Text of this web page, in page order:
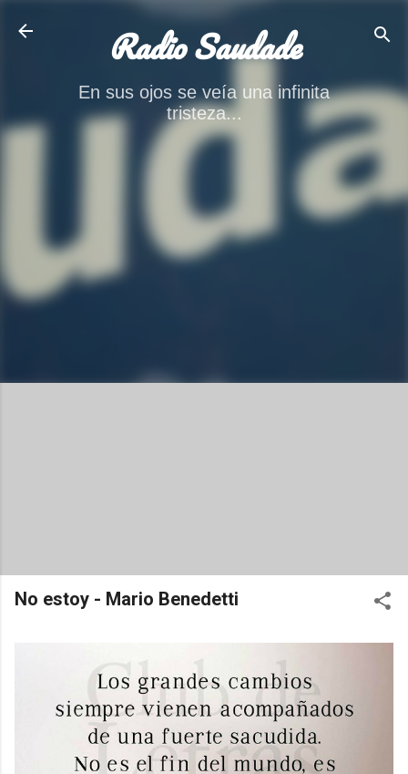
Radio Saudade
En sus ojos se veía una infinita
tristeza...
No estoy - Mario Benedetti